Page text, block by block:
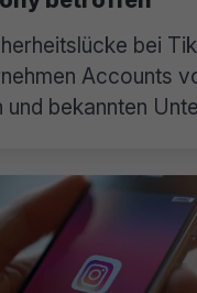
bei
Accounts
und bekannten